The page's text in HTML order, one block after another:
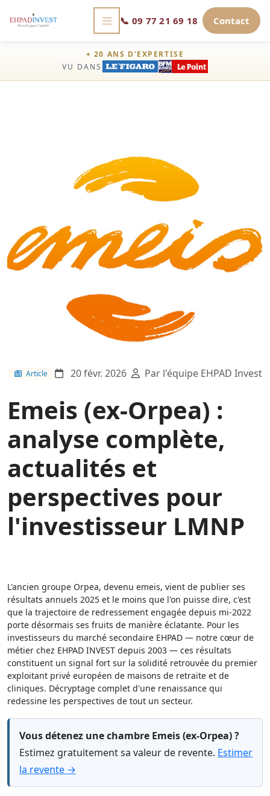
📞 09 77 21 69 18 Contact
+ 20 ANS D'EXPERTISE
VU DANS
Article 20 févr. 2026 Par l'équipe EHPAD Invest
Emeis (ex-Orpea) :
analyse complète,
actualités et
perspectives pour
l'investisseur LMNP
L'ancien groupe Orpea, devenu emeis, vient de publier ses
résultats annuels 2025 et le moins que l'on puisse dire, c'est
que la trajectoire de redressement engagée depuis mi-2022
porte désormais ses fruits de manière éclatante. Pour les
investisseurs du marché secondaire EHPAD — notre cœur de
métier chez EHPAD INVEST depuis 2003 — ces résultats
constituent un signal fort sur la solidité retrouvée du premier
exploitant privé européen de maisons de retraite et de
cliniques. Décryptage complet d'une renaissance qui
redessine les perspectives de tout un secteur.
Vous détenez une chambre Emeis (ex-Orpea) ?
Estimez gratuitement sa valeur de revente. Estimer
la revente →